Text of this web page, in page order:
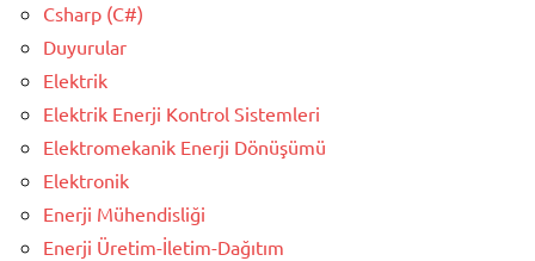
Csharp (C#)
Duyurular
Elektrik
Elektrik Enerji Kontrol Sistemleri
Elektromekanik Enerji Dönüşümü
Elektronik
Enerji Mühendisliği
Enerji Üretim-İletim-Dağıtım